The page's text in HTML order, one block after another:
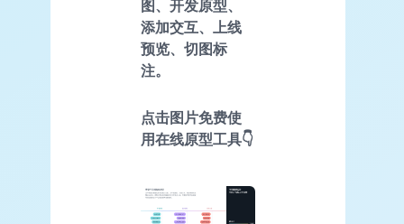
图、开发原型、
添加交互、上线
预览、切图标
注。
点击图片免费使
用在线原型工具👇